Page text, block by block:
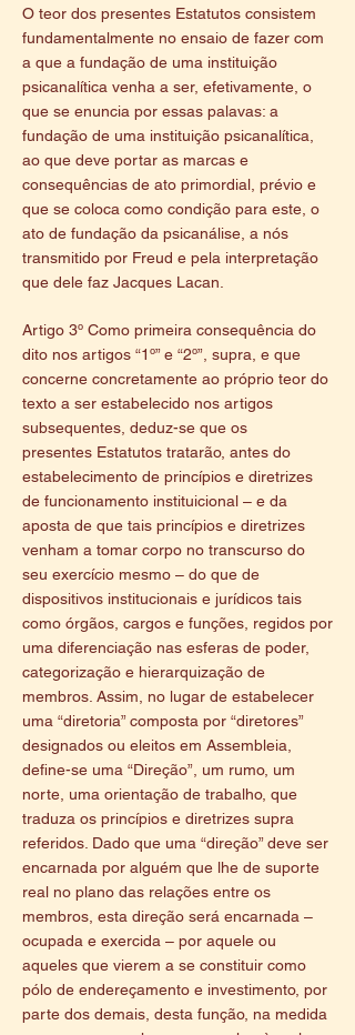
O teor dos presentes Estatutos consistem
fundamentalmente no ensaio de fazer com
a que a fundação de uma instituição
psicanalítica venha a ser, efetivamente, o
que se enuncia por essas palavas: a
fundação de uma instituição psicanalítica,
ao que deve portar as marcas e
consequências de ato primordial, prévio e
que se coloca como condição para este, o
ato de fundação da psicanálise, a nós
transmitido por Freud e pela interpretação
que dele faz Jacques Lacan.
Artigo 3º Como primeira consequência do
dito nos artigos “1º” e “2º”, supra, e que
concerne concretamente ao próprio teor do
texto a ser estabelecido nos artigos
subsequentes, deduz-se que os
presentes Estatutos tratarão, antes do
estabelecimento de princípios e diretrizes
de funcionamento instituicional – e da
aposta de que tais princípios e diretrizes
venham a tomar corpo no transcurso do
seu exercício mesmo – do que de
dispositivos institucionais e jurídicos tais
como órgãos, cargos e funções, regidos por
uma diferenciação nas esferas de poder,
categorização e hierarquização de
membros. Assim, no lugar de estabelecer
uma “diretoria” composta por “diretores”
designados ou eleitos em Assembleia,
define-se uma “Direção”, um rumo, um
norte, uma orientação de trabalho, que
traduza os princípios e diretrizes supra
referidos. Dado que uma “direção” deve ser
encarnada por alguém que lhe de suporte
real no plano das relações entre os
membros, esta direção será encarnada –
ocupada e exercida – por aquele ou
aqueles que vierem a se constituir como
pólo de endereçamento e investimento, por
parte dos demais, desta função, na medida